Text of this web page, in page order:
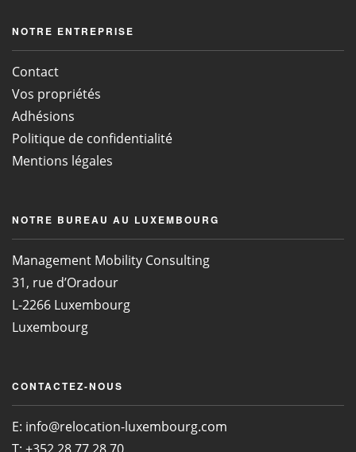
NOTRE ENTREPRISE
Contact
Vos propriétés
Adhésions
Politique de confidentialité
Mentions légales
NOTRE BUREAU AU LUXEMBOURG
Management Mobility Consulting
31, rue d’Oradour
L-2266 Luxembourg
Luxembourg
CONTACTEZ-NOUS
E: info@relocation-luxembourg.com